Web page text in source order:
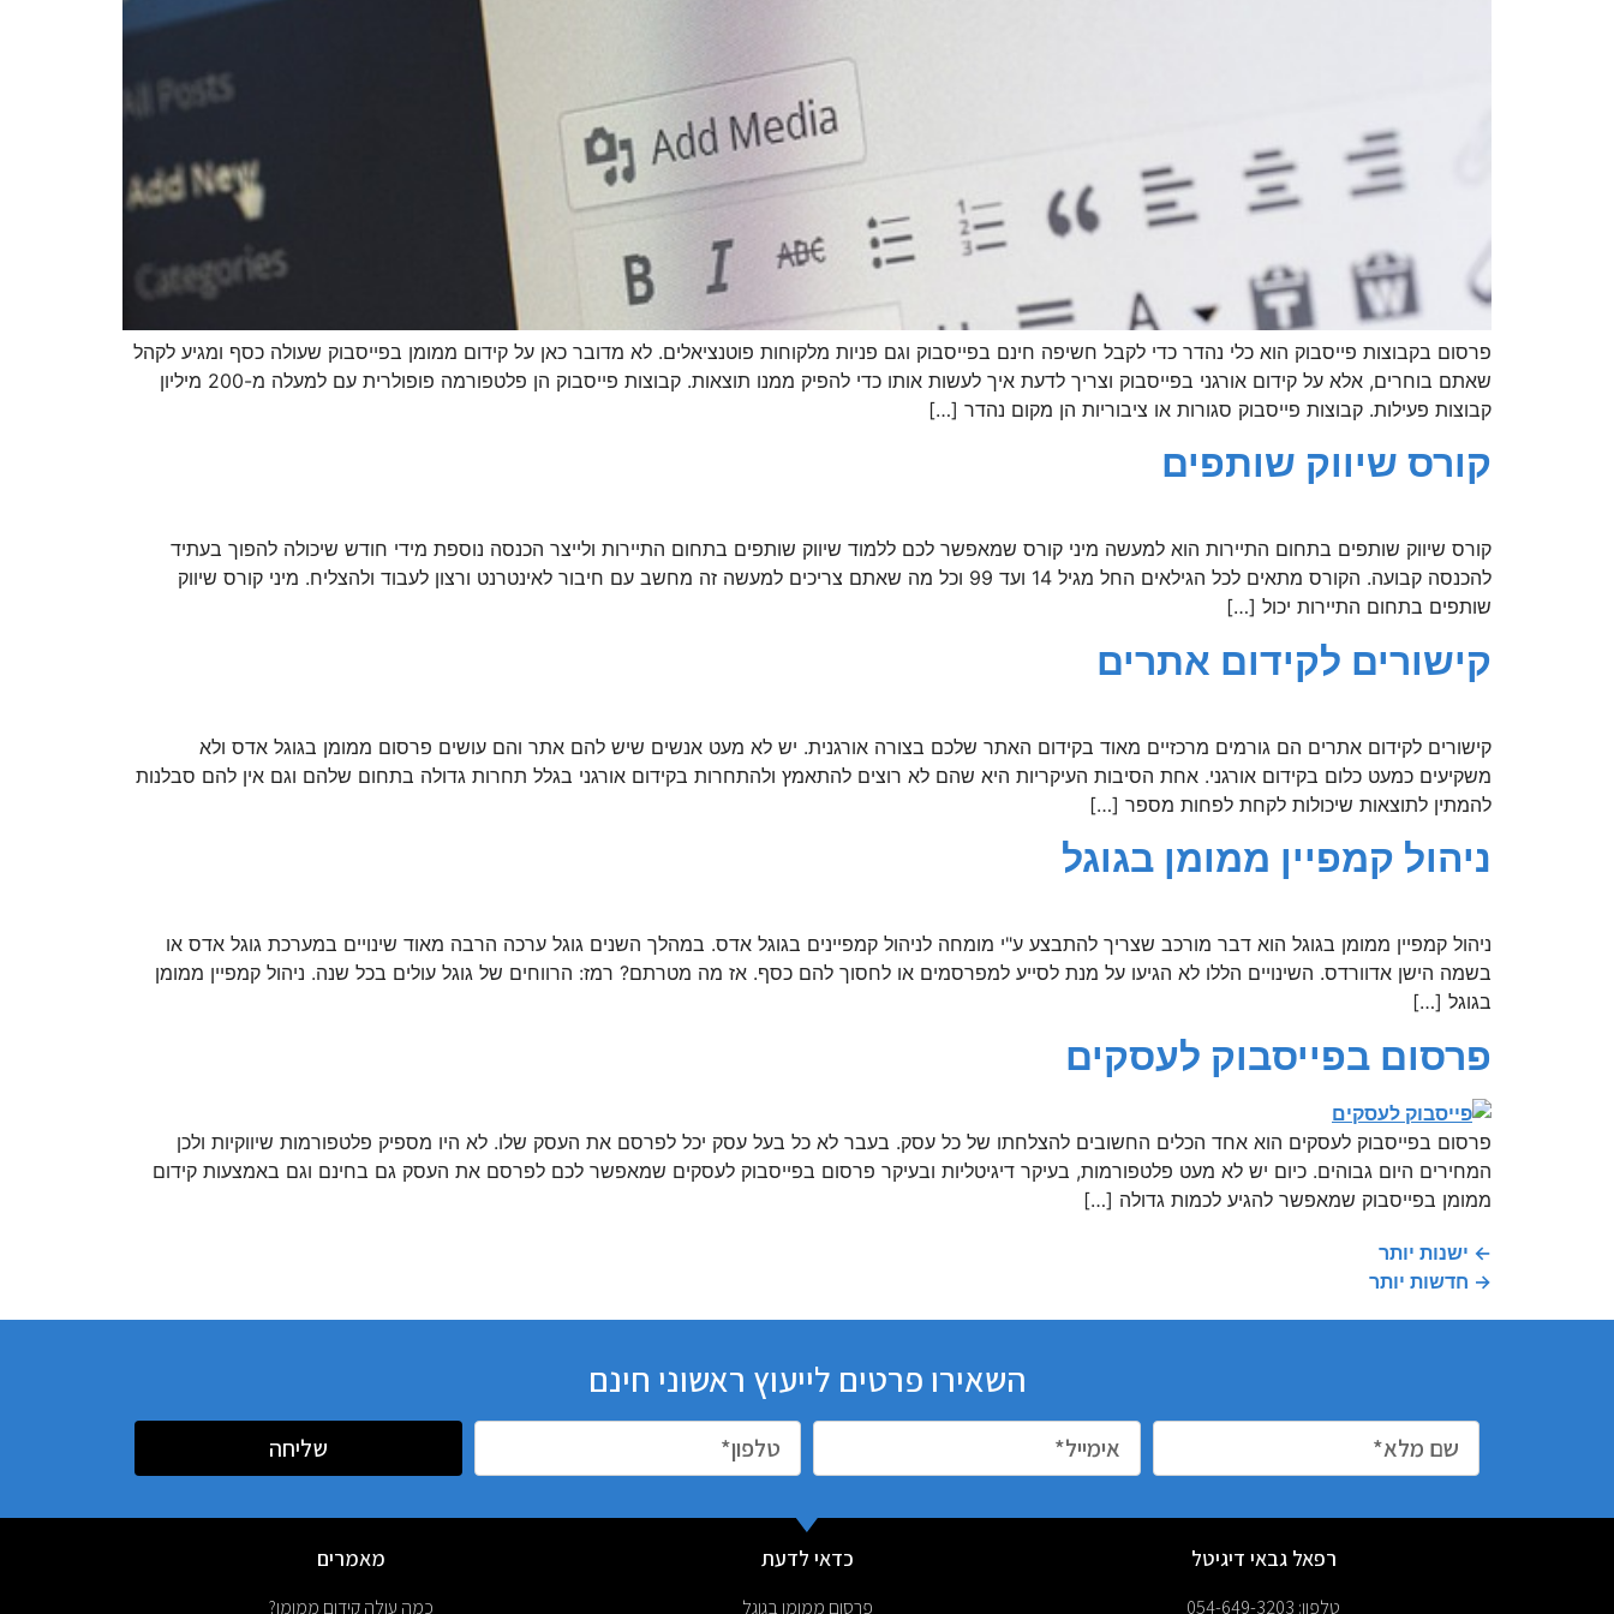
פרסום בקבוצות פייסבוק הוא כלי נהדר כדי לקבל חשיפה חינם בפייסבוק וגם פניות מלקוחות פוטנציאלים. לא מדובר כאן על קידום ממומן בפייסבוק שעולה כסף ומגיע לקהל
שאתם בוחרים, אלא על קידום אורגני בפייסבוק וצריך לדעת איך לעשות אותו כדי להפיק ממנו תוצאות. קבוצות פייסבוק הן פלטפורמה פופולרית עם למעלה מ-200 מיליון
קבוצות פעילות. קבוצות פייסבוק סגורות או ציבוריות הן מקום נהדר […]
קורס שיווק שותפים
קורס שיווק שותפים בתחום התיירות הוא למעשה מיני קורס שמאפשר לכם ללמוד שיווק שותפים בתחום התיירות ולייצר הכנסה נוספת מידי חודש שיכולה להפוך בעתיד
להכנסה קבועה. הקורס מתאים לכל הגילאים החל מגיל 14 ועד 99 וכל מה שאתם צריכים למעשה זה מחשב עם חיבור לאינטרנט ורצון לעבוד ולהצליח. מיני קורס שיווק
שותפים בתחום התיירות יכול […]
קישורים לקידום אתרים
קישורים לקידום אתרים הם גורמים מרכזיים מאוד בקידום האתר שלכם בצורה אורגנית. יש לא מעט אנשים שיש להם אתר והם עושים פרסום ממומן בגוגל אדס ולא
משקיעים כמעט כלום בקידום אורגני. אחת הסיבות העיקריות היא שהם לא רוצים להתאמץ ולהתחרות בקידום אורגני בגלל תחרות גדולה בתחום שלהם וגם אין להם סבלנות
להמתין לתוצאות שיכולות לקחת לפחות מספר […]
ניהול קמפיין ממומן בגוגל
ניהול קמפיין ממומן בגוגל הוא דבר מורכב שצריך להתבצע ע"י מומחה לניהול קמפיינים בגוגל אדס. במהלך השנים גוגל ערכה הרבה מאוד שינויים במערכת גוגל אדס או
בשמה הישן אדוורדס. השינויים הללו לא הגיעו על מנת לסייע למפרסמים או לחסוך להם כסף. אז מה מטרתם? רמז: הרווחים של גוגל עולים בכל שנה. ניהול קמפיין ממומן
בגוגל […]
פרסום בפייסבוק לעסקים
פרסום בפייסבוק לעסקים הוא אחד הכלים החשובים להצלחתו של כל עסק. בעבר לא כל בעל עסק יכל לפרסם את העסק שלו. לא היו מספיק פלטפורמות שיווקיות ולכן
המחירים היום גבוהים. כיום יש לא מעט פלטפורמות, בעיקר דיגיטליות ובעיקר פרסום בפייסבוק לעסקים שמאפשר לכם לפרסם את העסק גם בחינם וגם באמצעות קידום
ממומן בפייסבוק שמאפשר להגיע לכמות גדולה […]
← ישנות יותר
→ חדשות יותר
השאירו פרטים לייעוץ ראשוני חינם
שליחה
רפאל גבאי דיגיטל
טלפון: 054-649-3203
כדאי לדעת
פרסום ממומן בגוגל
מאמרים
כמה עולה קידום ממומן?